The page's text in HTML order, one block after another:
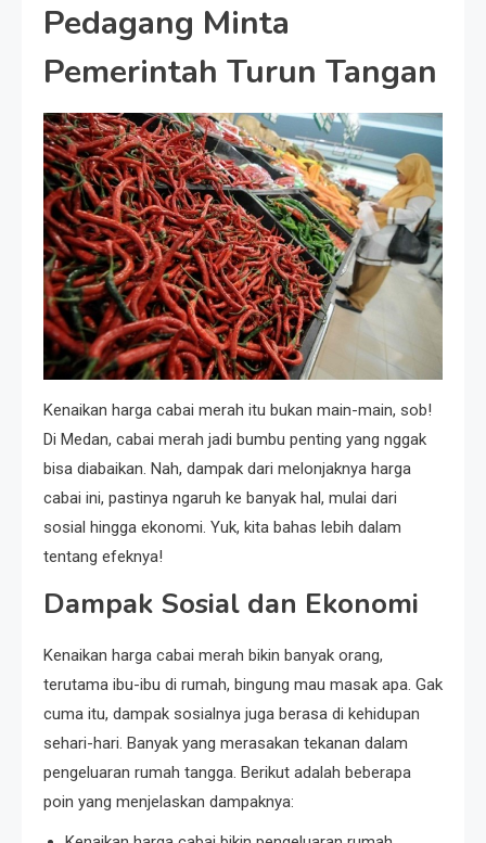
Pedagang Minta
Pemerintah Turun Tangan
Kenaikan harga cabai merah itu bukan main-main, sob!
Di Medan, cabai merah jadi bumbu penting yang nggak
bisa diabaikan. Nah, dampak dari melonjaknya harga
cabai ini, pastinya ngaruh ke banyak hal, mulai dari
sosial hingga ekonomi. Yuk, kita bahas lebih dalam
tentang efeknya!
Dampak Sosial dan Ekonomi
Kenaikan harga cabai merah bikin banyak orang,
terutama ibu-ibu di rumah, bingung mau masak apa. Gak
cuma itu, dampak sosialnya juga berasa di kehidupan
sehari-hari. Banyak yang merasakan tekanan dalam
pengeluaran rumah tangga. Berikut adalah beberapa
poin yang menjelaskan dampaknya: